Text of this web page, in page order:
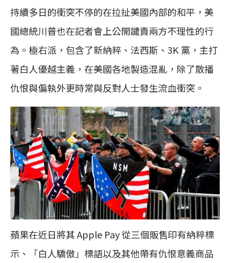
持續多日的衝突不停的在拉扯美國內部的和平，美
國總統川普也在記者會上公開譴責兩方不理性的行
為。極右派，包含了新納粹、法西斯、3K 黨，主打
著白人優越主義，在美國各地製造混亂，除了散播
仇恨與偏執外更時常與反對人士發生流血衝突。
蘋果在近日將其 Apple Pay 從三個販售印有納粹標
示、「白人驕傲」標語以及其他帶有仇恨意義商品